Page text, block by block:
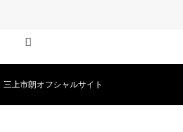
三上市朗オフシャルサイト